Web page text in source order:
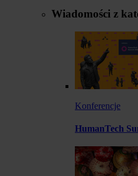
Wiadomości z
Konferencje
HumanTech